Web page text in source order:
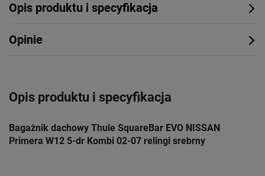
Opis produktu i specyfikacja
Opinie
Opis produktu i specyfikacja
Bagażnik dachowy Thule SquareBar EVO NISSAN
Primera W12 5-dr Kombi 02-07 relingi srebrny